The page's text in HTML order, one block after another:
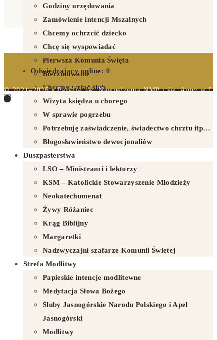
Godziny urzędowania
Zamówienie intencji Mszalnych
Chcemy ochrzcić dziecko
Chcę się wyspowiadać
Pierwsza Komunia Święta
Bierzmowanie
Chcemy wziąć ślub
Wizyta księdza u chorego
W sprawie pogrzebu
Potrzebuję zaświadczenie, świadectwo chrztu itp…
Błogosławieństwo dewocjonaliów
Duszpasterstwa
LSO – Ministranci i lektorzy
KSM – Katolickie Stowarzyszenie Młodzieży
Neokatechumenat
Żywy Różaniec
Krąg Biblijny
Margaretki
Nadzwyczajni szafarze Komunii Świętej
Strefa Modlitwy
Papieskie intencje modlitewne
Medytacja Słowa Bożego
Śluby Jasnogórskie Narodu Polskiego i Apel
Jasnogórski
Modlitwy
Odwiedzający online: 0
© 2021–2026 • Parafia pw. Nawiedzenia NMP i św. Anny w